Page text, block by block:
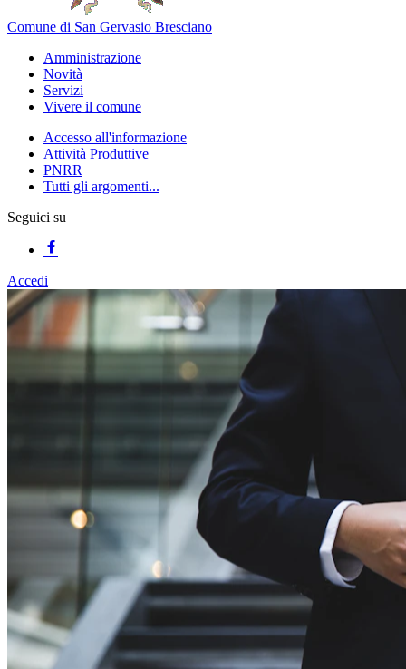
Comune di San Gervasio Bresciano
Amministrazione
Novità
Servizi
Vivere il comune
Accesso all'informazione
Attività Produttive
PNRR
Tutti gli argomenti...
Seguici su
Accedi